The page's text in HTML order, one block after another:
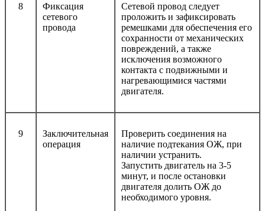
8
Фиксация
сетевого
провода
Сетевой провод следует
проложить и зафиксировать
ремешками для обеспечения его
сохранности от механических
повреждений, а также
исключения возможного
контакта с подвижными и
нагревающимися частями
двигателя.
9
Заключительная
операция
Проверить соединения на
наличие подтекания ОЖ, при
наличии устранить.
Запустить двигатель на 3-5
минут, и после остановки
двигателя долить ОЖ до
необходимого уровня.